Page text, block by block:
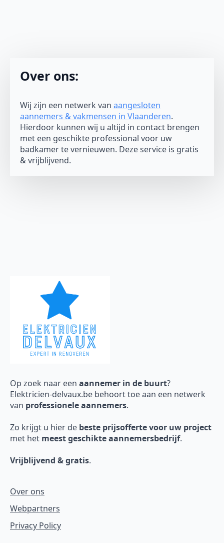
Over ons:
Wij zijn een netwerk van aangesloten
aannemers & vakmensen in Vlaanderen.
Hierdoor kunnen wij u altijd in contact brengen
met een geschikte professional voor uw
badkamer te vernieuwen. Deze service is gratis
& vrijblijvend.
Op zoek naar een aannemer in de buurt?
Elektricien-delvaux.be behoort toe aan een netwerk
van professionele aannemers.
Zo krijgt u hier de beste prijsofferte voor uw project
met het meest geschikte aannemersbedrijf.
Vrijblijvend & gratis.
Over ons
Webpartners
Privacy Policy